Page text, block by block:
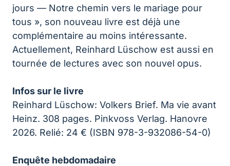
jours — Notre chemin vers le mariage pour
tous », son nouveau livre est déjà une
complémentaire au moins intéressante.
Actuellement, Reinhard Lüschow est aussi en
tournée de lectures avec son nouvel opus.
Infos sur le livre
Reinhard Lüschow: Volkers Brief. Ma vie avant
Heinz. 308 pages. Pinkvoss Verlag. Hanovre
2026. Relié: 24 € (ISBN 978-3-932086-54-0)
Enquête hebdomadaire